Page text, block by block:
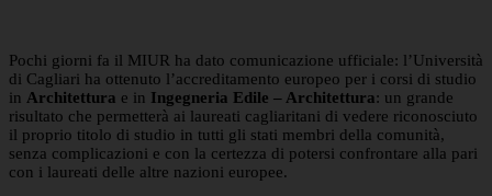
Pochi giorni fa il MIUR ha dato comunicazione ufficiale: l’Università
di Cagliari ha ottenuto l’accreditamento europeo per i corsi di studio
in Architettura e in Ingegneria Edile – Architettura: un grande
risultato che permetterà ai laureati cagliaritani di vedere riconosciuto
il proprio titolo di studio in tutti gli stati membri della comunità,
senza complicazioni e con la certezza di potersi confrontare alla pari
con i laureati delle altre nazioni europee.